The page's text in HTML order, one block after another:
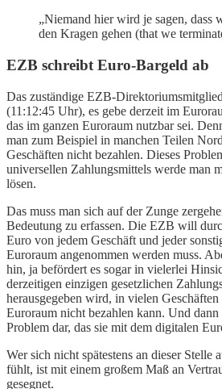
„Niemand hier wird je sagen, dass
den Kragen gehen (that we
EZB schreibt Euro-Bargeld ab
Das zuständige EZB-
(11:12:45 Uhr), es gebe derzeit im
das im ganzen Euroraum nutzbar sei.
man zum Beispiel in manchen Teilen
Geschäften nicht bezahlen. Dieses
universellen Zahlungsmittels werde man
lösen.
Das muss man sich auf der Zunge
Bedeutung zu erfassen. Die EZB will
Euro von jedem Geschäft und jeder
Euroraum angenommen werden muss.
hin, ja befördert es sogar in vielerlei
derzeitigen einzigen gesetzlichen
herausgegeben wird, in vielen
Euroraum nicht bezahlen kann. Und dann
Problem dar, das sie mit dem digitalen
Wer sich nicht spätestens an dieser Stelle
fühlt, ist mit einem großem Maß an
gesegnet.